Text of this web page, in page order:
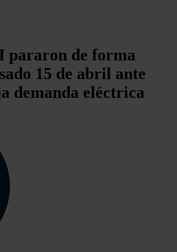
pararon de forma
15 de abril ante
demanda eléctrica